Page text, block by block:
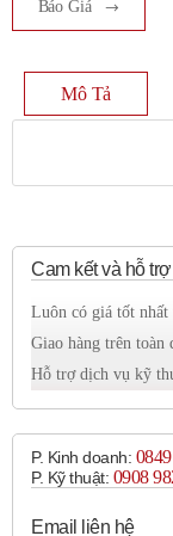
Báo Giá
Mô Tả
Cam kết và hỗ trợ
Luôn có giá tốt
Giao hàng trên toàn
Hỗ trợ dịch vụ kỹ
P. Kinh doanh:
P. Kỹ thuật: 0908
Email liên hệ